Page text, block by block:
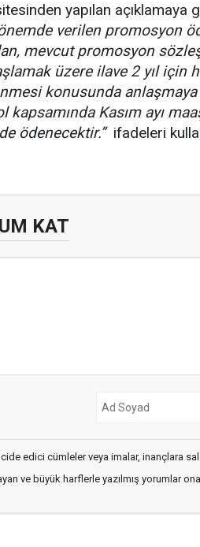
yapılan açıklamaya
verilen promosyon
mevcut promosyon
üzere ilave 2 yıl için
konusunda anlaşmaya
Kasım ayı
ödenecektir.”ifadeleri
KAT
edici cümleler veya imalar, inançlara
ve büyük harflerle yazılmış yorumlar